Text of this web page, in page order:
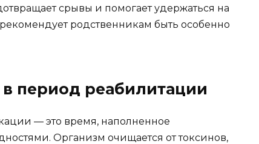
срывы и помогает удержаться на
родственникам быть особенно
период реабилитации
— это время, наполненное
Организм очищается от токсинов,